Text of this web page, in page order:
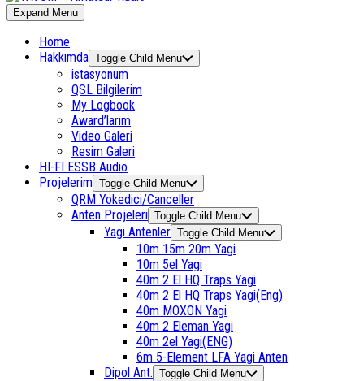
Expand Menu
Home
Hakkımda Toggle Child Menu
istasyonum
QSL Bilgilerim
My Logbook
Award’larım
Video Galeri
Resim Galeri
HI-FI ESSB Audio
Projelerim Toggle Child Menu
QRM Yokedici/Canceller
Anten Projeleri Toggle Child Menu
Yagi Antenler Toggle Child Menu
10m 15m 20m Yagi
10m 5el Yagi
40m 2 El HQ Traps Yagi
40m 2 El HQ Traps Yagi(Eng)
40m MOXON Yagi
40m 2 Eleman Yagi
40m 2el Yagi(ENG)
6m 5-Element LFA Yagi Anten
Dipol Ant. Toggle Child Menu